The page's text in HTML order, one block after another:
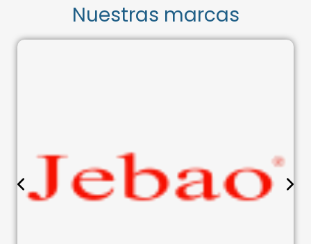
Nuestras marcas